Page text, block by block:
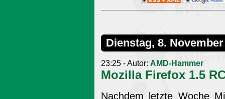
Dienstag, 8. November
23:25 - Autor: AMD-Hammer
Mozilla Firefox 1.5
Nachdem letzte Woche